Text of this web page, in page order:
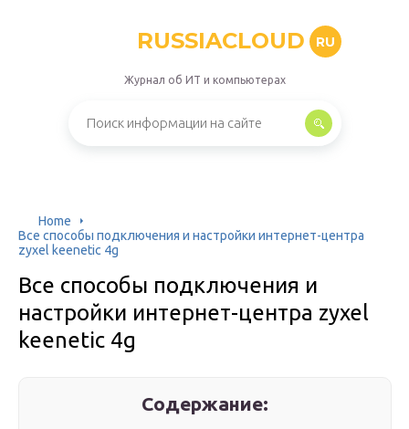
RUSSIACLOUD RU
Журнал об ИТ и компьютерах
Home
Все способы подключения и настройки интернет-центра
zyxel keenetic 4g
Все способы подключения и
настройки интернет-центра zyxel
keenetic 4g
Содержание: